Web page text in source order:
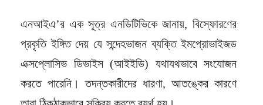
এনআইএ’র এক সূত্র এনডিটিভিকে জানায়, বিস্ফোরণের
প্রকৃতি ইঙ্গিত দেয় যে সন্দেহভাজন ব্যক্তি ইমপ্রোভাইজড
এক্সপ্লোসিভ ডিভাইস (আইইডি) যথাযথভাবে সংযোজন
করতে পারেনি। তদন্তকারীদের ধারণা, আতঙ্কের কারণে